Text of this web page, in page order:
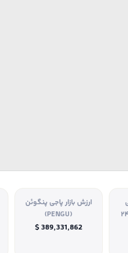
پنگوئن (PENGU) (۲۴
ارزش بازار پاجی پنگوئن
(PENGU)
$ 389,331,862